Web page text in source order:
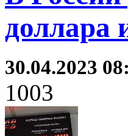
доллара
30.04.2023
1003